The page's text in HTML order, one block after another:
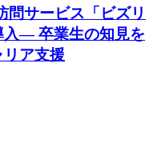
問サービス「ビズリ
入― 卒業生の知見を
ア支援